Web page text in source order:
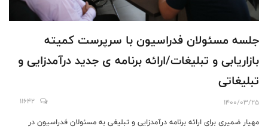
جلسه مسئولان فدراسیون با سرپرست کمیته
بازاریابی و تبلیغات/ارائه برنامه ی جدید درآمدزایی و
تبلیغاتی
1400/03/25
11642
مهیار ضمیری برای ارائه برنامه درآمدزایی و تبلیغی به مسئولان فدراسیون در